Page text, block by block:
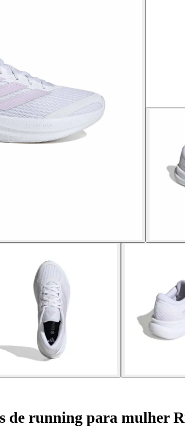
de running para mulher